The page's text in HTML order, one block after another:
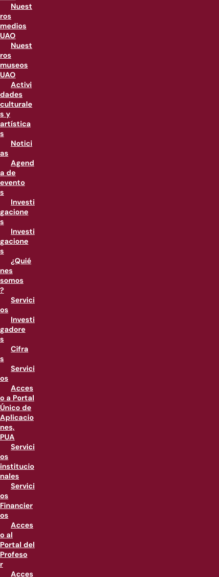
Nuest
ros
medios
UAO
Nuest
ros
museos
UAO
Activi
dades
culturale
s y
artística
s
Notici
as
Agend
a de
evento
s
Investi
gacione
s
Investi
gacione
s
¿Quié
nes
somos
?
Servici
os
Investi
gadore
s
Cifra
s
Servici
os
Acces
o a Portal
Único de
Aplicacio
nes,
PUA
Servici
os
institucio
nales
Servici
os
Financier
os
Acces
o al
Portal del
Profeso
r
Acces